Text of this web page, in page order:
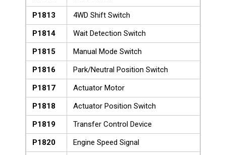
P1813
4WD Shift Switch
P1814
Wait Detection Switch
P1815
Manual Mode Switch
P1816
Park/Neutral Position Switch
P1817
Actuator Motor
P1818
Actuator Position Switch
P1819
Transfer Control Device
P1820
Engine Speed Signal